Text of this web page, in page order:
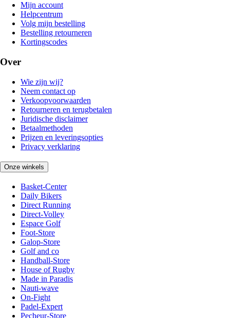
Mijn account
Helpcentrum
Volg mijn bestelling
Bestelling retourneren
Kortingscodes
Over
Wie zijn wij?
Neem contact op
Verkoopvoorwaarden
Retourneren en terugbetalen
Juridische disclaimer
Betaalmethoden
Prijzen en leveringsopties
Privacy verklaring
Onze winkels
Basket-Center
Daily Bikers
Direct Running
Direct-Volley
Espace Golf
Foot-Store
Galop-Store
Golf and co
Handball-Store
House of Rugby
Made in Paradis
Nauti-wave
On-Fight
Padel-Expert
Pecheur-Store